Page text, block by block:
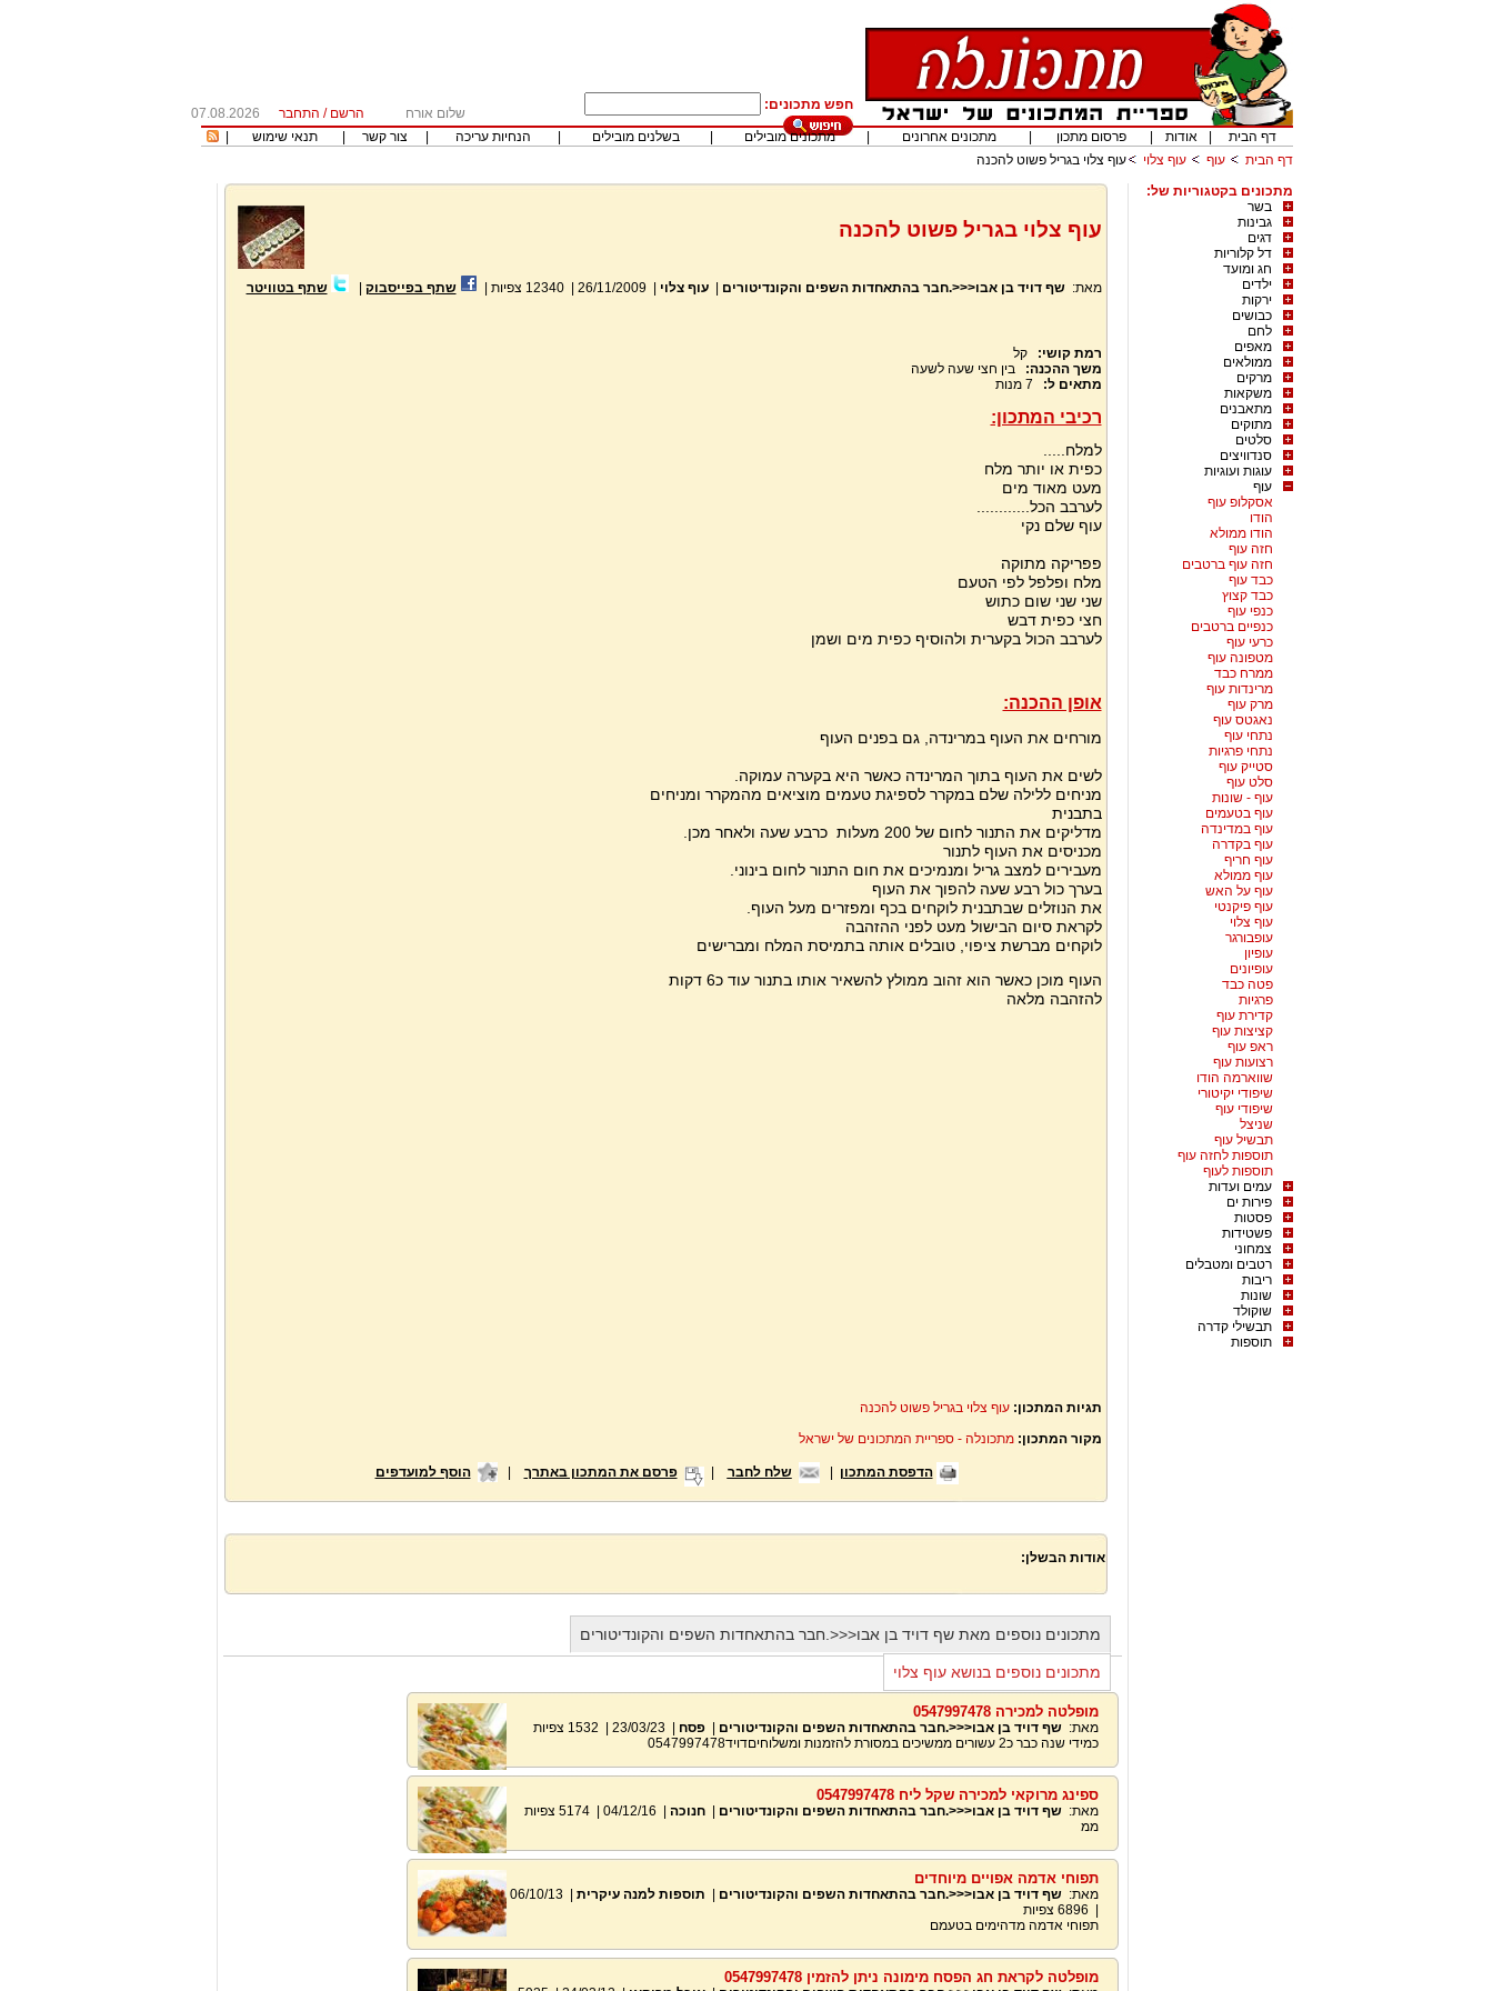
חפש מתכונים:
שלום אורח הרשם / התחבר
07.08.2026
דף הבית
אודות פרסום מתכון מתכונים אחרונים מתכונים מובילים בשלנים מובילים הנחיות עריכה צור קשר תנאי שימוש
דף הבית
עוף עוף צלוי
עוף צלוי בגריל פשוט להכנה
מתכונים בקטגוריות של:
בשר
גבינות
דגים
דל קלוריות
חג ומועד
ילדים
ירקות
כבושים
לחם
מאפים
ממולאים
מרקים
משקאות
מתאבנים
מתוקים
סלטים
סנדוויצים
עוגות ועוגיות
עוף
אסקלופ עוף
הודו
הודו ממולא
חזה עוף
חזה עוף ברטבים
כבד עוף
כבד קצוץ
כנפי עוף
כנפיים ברטבים
כרעי עוף
מטפונה עוף
ממרח כבד
מרינדות עוף
מרק עוף
נאגטס עוף
נתחי עוף
נתחי פרגיות
סטייק עוף
סלט עוף
עוף - שונות
עוף בטעמים
עוף במדינדה
עוף בקדרה
עוף חריף
עוף ממולא
עוף על האש
עוף פיקנטי
עוף צלוי
עופבורגר
עופיון
עופיונים
פטה כבד
פרגיות
קדירת עוף
קציצות עוף
ראפ עוף
רצועות עוף
שווארמה הודו
שיפודי יקיטורי
שיפודי עוף
שניצל
תבשיל עוף
תוספות לחזה עוף
תוספות לעוף
עמים ועדות
פירות ים
פסטות
פשטידות
צמחוני
רטבים ומטבלים
ריבות
שונות
שוקולד
תבשילי קדרה
תוספות
עוף צלוי בגריל פשוט להכנה
מאת: שף דויד בן אבו<<<.חבר בהתאחדות השפים והקונדיטורים |עוף צלוי |
26/11/2009
|
12340 צפיות שתף בפייסבוק שתף בטוויטר
רמת קושי:
קל
משך ההכנה:
בין חצי שעה לשעה
מתאים ל:
7 מנות
רכיבי המתכון:
למלח.....
כפית או יותר מלח
מעט מאוד מים
לערבב הכל............
עוף שלם נקי
פפריקה מתוקה
מלח ופלפל לפי הטעם
שני שני שום כתוש
חצי כפית דבש
לערבב הכול בקערית ולהוסיף כפית מים ושמן
אופן ההכנה:
מורחים את העוף במרינדה, גם בפנים העוף
לשים את העוף בתוך המרינדה כאשר היא בקערה עמוקה.
מניחים ללילה שלם במקרר לספיגת טעמים מוציאים מהמקרר ומניחים
בתבנית
מדליקים את התנור לחום של 200 מעלות כרבע שעה ולאחר מכן.
מכניסים את העוף לתנור
מעבירים למצב גריל ומנמיכים את חום התנור לחום בינוני.
בערך כול רבע שעה להפוך את העוף
את הנוזלים שבתבנית לוקחים בכף ומפזרים מעל העוף.
לקראת סיום הבישול מעט לפני ההזהבה
לוקחים מברשת ציפוי, טובלים אותה בתמיסת המלח ומברישים
העוף מוכן כאשר הוא זהוב ממולץ להשאיר אותו בתנור עוד כ6 דקות
להזהבה מלאה
תגיות המתכון:עוף צלוי בגריל פשוט להכנה
מקור המתכון:מתכונלה - ספריית המתכונים של ישראל
הדפסת המתכון שלח לחבר פרסם את המתכון באתרך | הוסף למועדפים
אודות הבשלן:
מתכונים נוספים מאת שף דויד בן אבו<<<.חבר בהתאחדות השפים והקונדיטורים
מתכונים נוספים בנושא עוף צלוי
מופלטה למכירה 0547997478
מאת: שף דויד בן אבו<<<.חבר בהתאחדות השפים והקונדיטורים |פסח |
23/03/23
1532 צפיות
כמידי שנה כבר כ2 עשורים ממשיכים במסורת להזמנות ומשלוחיםדויד0547997478
ספינג מרוקאי למכירה שקל ליח 0547997478
מאת: שף דויד בן אבו<<<.חבר בהתאחדות השפים והקונדיטורים |חנוכה 04/12/16
|
5174 צפיות
ממ
תפוחי אדמה אפויים מיוחדים
מאת: שף דויד בן אבו<<<.חבר בהתאחדות השפים והקונדיטורים תוספות למנה עיקרית |
06/10/13
6896 צפיות
תפוחי אדמה מדהימים בטעמם
מופלטה לקראת חג הפסח מימונה ניתן להזמין 0547997478